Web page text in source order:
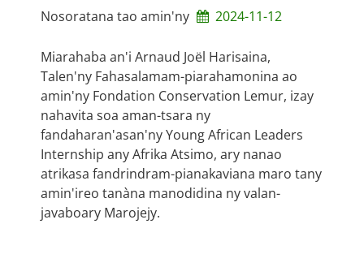
Nosoratana tao amin'ny 2024-11-12
Miarahaba an'i Arnaud Joël Harisaina,
Talen'ny Fahasalamam-piarahamonina ao
amin'ny Fondation Conservation Lemur, izay
nahavita soa aman-tsara ny
fandaharan'asan'ny Young African Leaders
Internship any Afrika Atsimo, ary nanao
atrikasa fandrindram-pianakaviana maro tany
amin'ireo tanàna manodidina ny valan-
javaboary Marojejy.